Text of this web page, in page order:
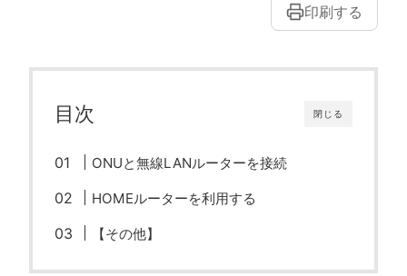
印刷する
閉じる
目次
ONUと無線LANルーターを接続
HOMEルーターを利用する
【その他】